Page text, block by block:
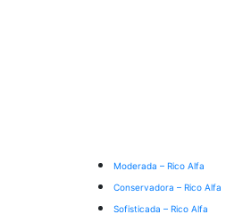
Moderada – Rico Alfa
Conservadora – Rico Alfa
Sofisticada – Rico Alfa